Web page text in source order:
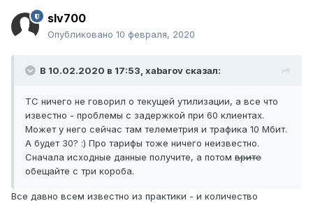
slv700
Опубликовано 10 февраля, 2020
В 10.02.2020 в 17:53, xabarov сказал:
ТС ничего не говорил о текущей утилизации, а все что
известно - проблемы с задержкой при 60 клиентах.
Может у него сейчас там телеметрия и трафика 10 Мбит.
А будет 30? :) Про тарифы тоже ничего неизвестно.
Сначала исходные данные получите, а потом врите
обещайте с три короба.
Все давно всем известно из практики - и количество